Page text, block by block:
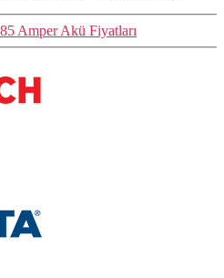
85 Amper Akü Fiyatları